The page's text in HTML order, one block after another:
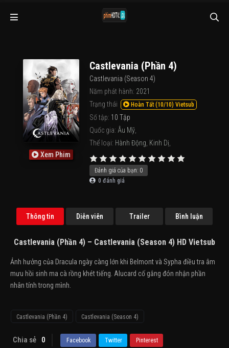
Xem Phim
Castlevania (Phần 4)
Castlevania (Season 4)
Năm phát hành: 2021
Trạng thái
Hoàn Tất (10/10) Vietsub
Số tập: 10 Tập
Quốc gia: Âu Mỹ
Thể loại: Hành Động Kinh Dị
Đánh giá của bạn: 0
0 đánh giá
Thông tin Diễn viên Trailer Bình luận
Castlevania (Phần 4) – Castlevania (Season 4) HD Vietsub
Ảnh hưởng của Dracula ngày càng lớn khi Belmont và Sypha điều tra âm
mưu hồi sinh ma cà rồng khét tiếng. Alucard cố gắng đón nhận phần
nhân tính trong mình.
Castlevania (Phần 4) Castlevania (Season 4)
Chia sẻ 0 Facebook Twitter Pinterest